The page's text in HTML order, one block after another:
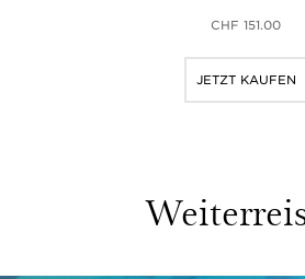
CHF 151.00
JETZT KAUFEN